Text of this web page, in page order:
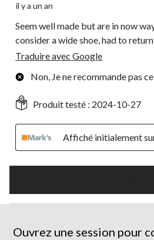
il y a un an
Seem well made but are in now
consider a wide shoe, had to
Traduire avec Google
Non, Je ne recommande pas
Produit testé : 2024-10-27
Affiché initialement
Ouvrez une session pour